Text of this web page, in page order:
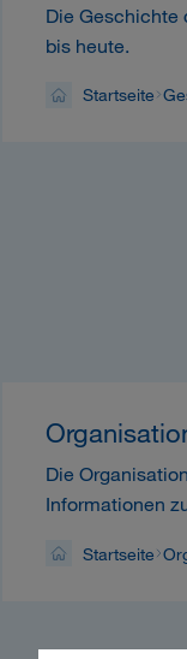
Die Geschichte
bis heute.
Startseite
Die
Informationen
Startseite